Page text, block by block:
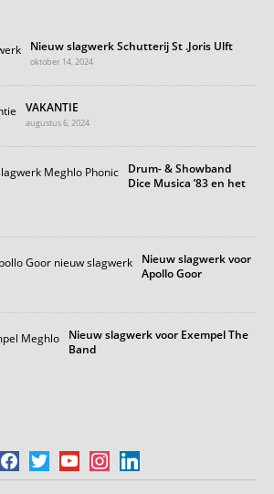
Nieuw slagwerk Schutterij St .Joris Ulft
oktober 14, 2024
VAKANTIE
augustus 6, 2024
Drum- & Showband
Dice Musica ’83 en het
Nieuw slagwerk voor
Apollo Goor
Nieuw slagwerk voor Exempel The
Band
facebook
twitter youtubeinstagramlinkedin